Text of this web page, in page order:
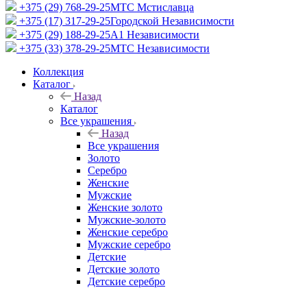
+375 (29) 768-29-25МТС Мстиславца
+375 (17) 317-29-25Городской Независимости
+375 (29) 188-29-25A1 Независимости
+375 (33) 378-29-25МТС Независимости
Коллекция
Каталог
Назад
Каталог
Все украшения
Назад
Все украшения
Золото
Серебро
Женские
Мужские
Женские золото
Мужские-золото
Женские серебро
Мужские серебро
Детские
Детские золото
Детские серебро